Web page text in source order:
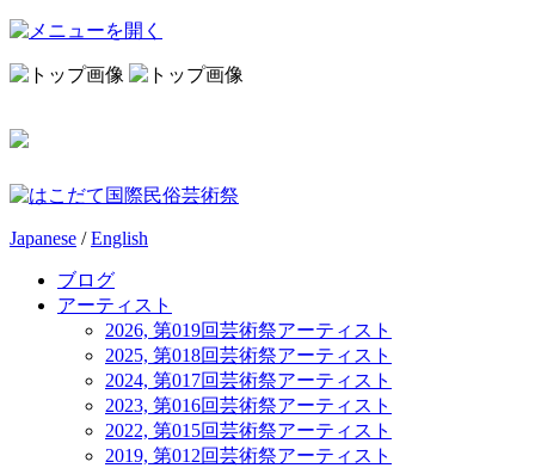
Japanese /English
ブログ
アーティスト
2026, 第019回芸術祭アーティスト
2025, 第018回芸術祭アーティスト
2024, 第017回芸術祭アーティスト
2023, 第016回芸術祭アーティスト
2022, 第015回芸術祭アーティスト
2019, 第012回芸術祭アーティスト